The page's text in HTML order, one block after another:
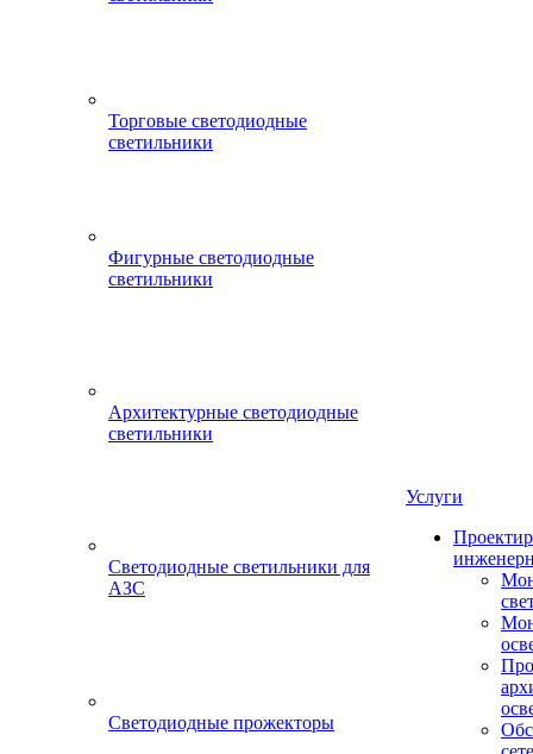
Торговые светодиодные
светильники
Фигурные светодиодные
светильники
Архитектурные светодиодные
светильники
Светодиодные светильники для
АЗС
Светодиодные прожекторы
Услуги